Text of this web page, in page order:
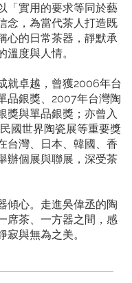
「實用的要求等同於藝
念，為當代茶人打造既
心的日常茶器，靜默承
溫度與人情。
就卓越，曾獲2006年台
品銀獎、2007年台灣陶
獎與單品銀獎；亦曾入
國世界陶瓷展等重要獎
台灣、日本、韓國、香
辦個展與聯展，深受茶
傾心。走進吳偉丞的陶
席茶、一方器之間，感
寂與無為之美。